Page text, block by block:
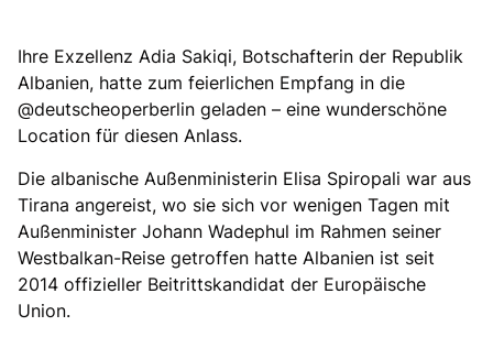
Ihre Exzellenz Adia Sakiqi, Botschafterin der Republik
Albanien, hatte zum feierlichen Empfang in die
@deutscheoperberlin geladen – eine wunderschöne
Location für diesen Anlass.
Die albanische Außenministerin Elisa Spiropali war aus
Tirana angereist, wo sie sich vor wenigen Tagen mit
Außenminister Johann Wadephul im Rahmen seiner
Westbalkan-Reise getroffen hatte Albanien ist seit
2014 offizieller Beitrittskandidat der Europäische
Union.